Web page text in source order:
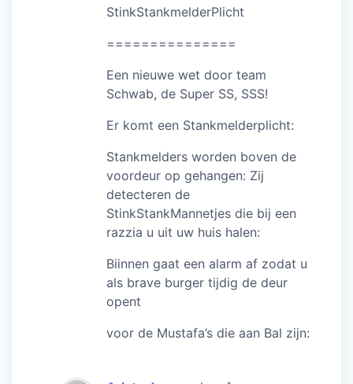
StinkStankmelderPlicht
===============
Een nieuwe wet door team
Schwab, de Super SS, SSS!
Er komt een Stankmelderplicht:
Stankmelders worden boven de
voordeur op gehangen: Zij
detecteren de
StinkStankMannetjes die bij een
razzia u uit uw huis halen:
Biinnen gaat een alarm af zodat u
als brave burger tijdig de deur
opent
voor de Mustafa’s die aan Bal zijn: